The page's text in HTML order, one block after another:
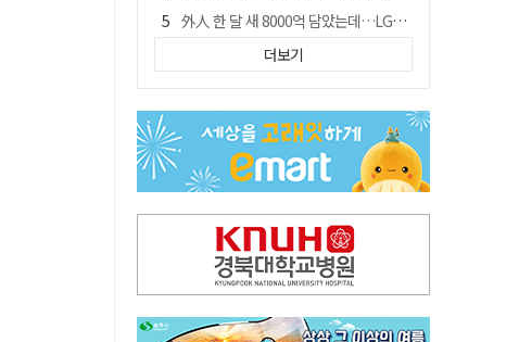
外人 한 달 새 8000억 담았는데…LG이노텍 목표주가는 왜 엇갈릴까
임시휴업 들어갔던 홈플러스 영주점, 7일 영업 재개…지하 1층만 운영
SK하이닉스, 주당 375원 분기 배당 공시…"3분기 중 주주환원 방안 확정"
이의준 전 경북도 새마을봉사과장, 제28대 울릉군 부군수 취임
"상법개정해도 주주가 '봉'"…하이닉스 솔리다임 상장설에 술렁[개미와글와글]
더보기